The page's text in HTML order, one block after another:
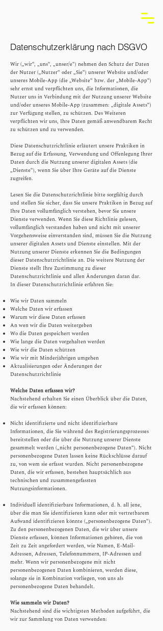
Datenschutzerklärung nach DSGVO
Wir („wir“, „uns“, „unser/e“) nehmen den Schutz der Daten
der Nutzer („Nutzer“ oder „Sie“) unserer Website und/oder
unseres Mobile-App (die „Website“ bzw. der „Mobile-App“)
sehr ernst und verpflichten uns, die Informationen, die
Nutzer uns in Verbindung mit der Nutzung unserer Website
und/oder unseres Mobile-App (zusammen: „digitale Assets“)
zur Verfügung stellen, zu schützen. Des Weiteren
verpflichten wir uns, Ihre Daten gemäß anwendbarem Recht
zu schützen und zu verwenden.
Diese Datenschutzrichtlinie erläutert unsere Praktiken in
Bezug auf die Erfassung, Verwendung und Offenlegung Ihrer
Daten durch die Nutzung unserer digitalen Assets (die
„Dienste“), wenn Sie über Ihre Geräte auf die Dienste
zugreifen.
Lesen Sie die Datenschutzrichtlinie bitte sorgfältig durch
und stellen Sie sicher, dass Sie unsere Praktiken in Bezug auf
Ihre Daten vollumfänglich verstehen, bevor Sie unsere
Dienste verwenden. Wenn Sie diese Richtlinie gelesen,
vollumfänglich verstanden haben und nicht mit unserer
Vorgehensweise einverstanden sind, müssen Sie die Nutzung
unserer digitalen Assets und Dienste einstellen. Mit der
Nutzung unserer Dienste erkennen Sie die Bedingungen
dieser Datenschutzrichtlinie an. Die weitere Nutzung der
Dienste stellt Ihre Zustimmung zu dieser
Datenschutzrichtlinie und allen Änderungen daran dar.
In dieser Datenschutzrichtlinie erfahren Sie:
Wie wir Daten sammeln
Welche Daten wir erfassen
Warum wir diese Daten erfassen
An wen wir die Daten weitergeben
Wo die Daten gespeichert werden
Wie lange die Daten vorgehalten werden
Wie wir die Daten schützen
Wie wir mit Minderjährigen umgehen
Aktualisierungen oder Änderungen der
Datenschutzrichtlinie
Welche Daten erfassen wir?
Nachstehend erhalten Sie einen Überblick über die Daten,
die wir erfassen können:
Nicht identifizierte und nicht identifizierbare
Informationen, die Sie während des Registrierungsprozesses
bereitstellen oder die über die Nutzung unserer Dienste
gesammelt werden („nicht personenbezogene Daten“). Nicht
personenbezogene Daten lassen keine Rückschlüsse darauf
zu, von wem sie erfasst wurden. Nicht personenbezogene
Daten, die wir erfassen, bestehen hauptsächlich aus
technischen und zusammengefassten
Nutzungsinformationen.
Individuell identifizierbare Informationen, d. h. all jene,
über die man Sie identifizieren kann oder mit vertretbarem
Aufwand identifizieren könnte („personenbezogene Daten“).
Zu den personenbezogenen Daten, die wir über unsere
Dienste erfassen, können Informationen gehören, die von
Zeit zu Zeit angefordert werden, wie Namen, E-Mail-
Adressen, Adressen, Telefonnummern, IP-Adressen und
mehr. Wenn wir personenbezogene mit nicht
personenbezogenen Daten kombinieren, werden diese,
solange sie in Kombination vorliegen, von uns als
personenbezogene Daten behandelt.
Wie sammeln wir Daten?
​Nachstehend sind die wichtigsten Methoden aufgeführt, die
wir zur Sammlung von Daten verwenden: